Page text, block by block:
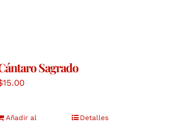
Sagrado
15.00
Añadir al
Detalles